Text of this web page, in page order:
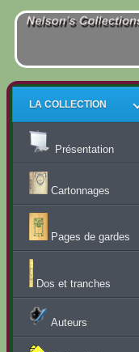
LA COLLECTION
Présentation
Cartonnages
Pages de gardes
Dos et tranches
Auteurs